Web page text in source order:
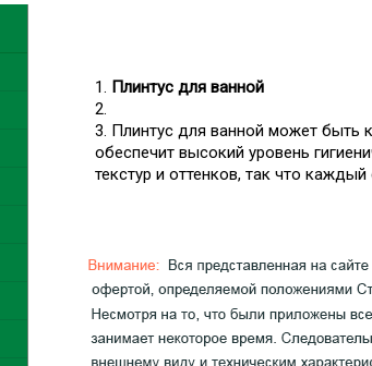
Плинтус для ванной
Плинтус для ванной может быть
обеспечит высокий уровень
текстур и оттенков, так что